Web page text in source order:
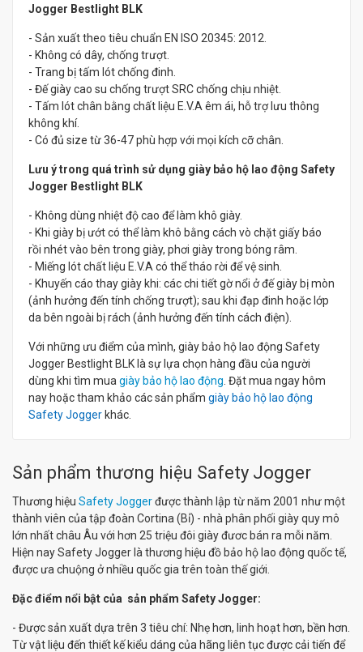
Jogger Bestlight BLK
- Sản xuất theo tiêu chuẩn EN ISO 20345: 2012.
- Không có dây, chống trượt.
- Trang bị tấm lót chống đinh.
- Đế giày cao su chống trượt SRC chống chịu nhiệt.
- Tấm lót chân bằng chất liệu E.V.A êm ái, hỗ trợ lưu thông
không khí.
- Có đủ size từ 36-47 phù hợp với mọi kích cỡ chân.
Lưu ý trong quá trình sử dụng giày bảo hộ lao động Safety
Jogger Bestlight BLK
- Không dùng nhiệt độ cao để làm khô giày.
- Khi giày bị ướt có thể làm khô bằng cách vò chặt giấy báo
rồi nhét vào bên trong giày, phơi giày trong bóng râm.
- Miếng lót chất liệu E.V.A có thể tháo rời để vệ sinh.
- Khuyến cáo thay giày khi: các chi tiết gờ nổi ở đế giày bị mòn
(ảnh hưởng đến tính chống trượt); sau khi đạp đinh hoặc lớp
da bên ngoài bị rách (ảnh hưởng đến tính cách điện).
Với những ưu điểm của mình, giày bảo hộ lao động Safety
Jogger Bestlight BLK là sự lựa chọn hàng đầu của người
dùng khi tìm mua giày bảo hộ lao động . Đặt mua ngay hôm
nay hoặc tham khảo các sản phẩm giày bảo hộ lao động
Safety Jogger khác.
Sản phẩm thương hiệu Safety Jogger
Thương hiệu Safety Joggerđược thành lập từ năm 2001 như một
thành viên của tập đoàn Cortina (Bỉ) - nhà phân phối giày quy mô
lớn nhất châu Âu với hơn 25 triệu đôi giày đươc bán ra mỗi năm.
Hiện nay Safety Jogger là thương hiệu đồ bảo hộ lao động quốc tế,
được ưa chuộng ở nhiều quốc gia trên toàn thế giới.
Đặc điểm nổi bật của sản phẩm Safety Jogger:
- Được sản xuất dựa trên 3 tiêu chí: Nhẹ hơn, linh hoạt hơn, bền hơn.
Từ vật liệu đến thiết kế kiểu dáng của hãng liên tục được cải tiến để